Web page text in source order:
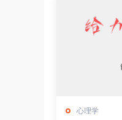
心理学